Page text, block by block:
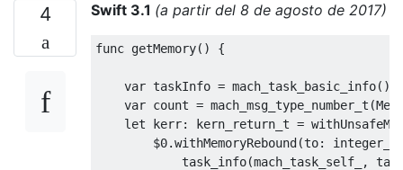
4 Swift 3.1 (a partir del 8 de agosto de 2017)
func getMemory() {
    var taskInfo
= mach_task_basic_info()
    var count
= mach_msg_type_number_t (
    let kerr
: kern_return_t =
        $0
.withMemoryRebound(to: integer_t
            task_info
(mach_task_self_ ,